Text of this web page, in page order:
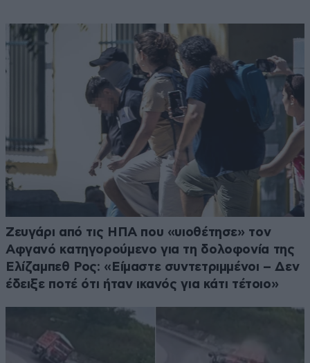
Ζευγάρι από τις ΗΠΑ που «υιοθέτησε» τον
Αφγανό κατηγορούμενο για τη δολοφονία της
Ελίζαμπεθ Ρος: «Είμαστε συντετριμμένοι – Δεν
έδειξε ποτέ ότι ήταν ικανός για κάτι τέτοιο»